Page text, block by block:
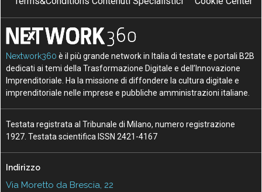
politecnico di milano ricerca
S smart S startup
T V
Nextwork360 è il più grande network in Italia di testate e portali B2B
dedicati ai temi della Trasformazione Digitale e dell’Innovazione
Imprenditoriale. Ha la missione di diffondere la cultura digitale e
imprenditoriale nelle imprese e pubbliche amministrazioni italiane.
Testata registrata al Tribunale di Milano, numero registrazione
1927. Testata scientifica ISSN 2421-4167
Indirizzo
Via Moretto da Brescia, 22